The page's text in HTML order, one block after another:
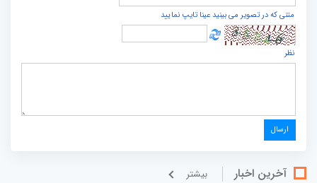
متنی که در تصویر می بینید عینا تایپ نمایید
نظر
آخرین اخبار بيشتر